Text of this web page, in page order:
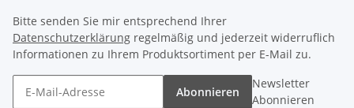
Bitte senden Sie mir entsprechend Ihrer
Datenschutzerklärung regelmäßig und jederzeit widerruflich
Informationen zu Ihrem Produktsortiment per E-Mail zu.
Abonnieren
Newsletter
Abonnieren